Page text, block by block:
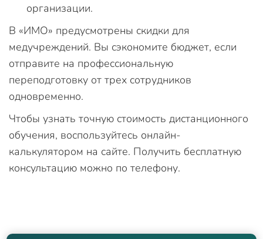
организации.
В «ИМО» предусмотрены скидки для
медучреждений. Вы сэкономите бюджет, если
отправите на профессиональную
переподготовку от трех сотрудников
одновременно.
Чтобы узнать точную стоимость дистанционного
обучения, воспользуйтесь онлайн-
калькулятором на сайте. Получить бесплатную
консультацию можно по телефону.